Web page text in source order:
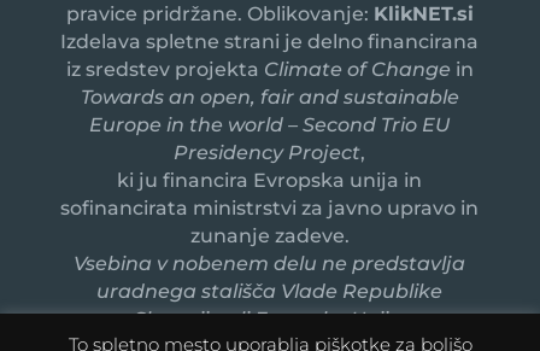
pravice pridržane. Oblikovanje: KlikNET.si
Izdelava spletne strani je delno financirana
iz sredstev projekta Climate of Change in
Towards an open, fair and sustainable
Europe in the world – Second Trio EU
Presidency Project,
ki ju financira Evropska unija in
sofinancirata ministrstvi za javno upravo in
zunanje zadeve.
Vsebina v nobenem delu ne predstavlja
uradnega stališča Vlade Republike
Slovenije ali Evropske Unije.
To spletno mesto uporablja piškotke za boljšo